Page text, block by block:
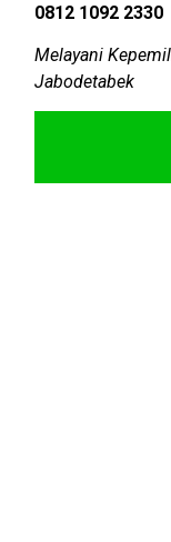
0812 1092 2330
Melayani
Jabodetabek